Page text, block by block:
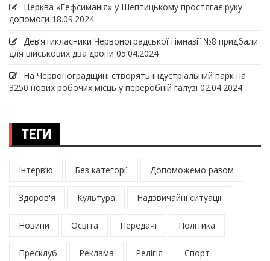
Церква «Гефсиманія» у Шептицькому простягає руку
допомоги 18.09.2024
Дев‘ятикласники Червоноградської гімназії №8 придбали
для військових два дрони 05.04.2024
На Червоноградщині створять індустріальний парк на
3250 нових робочих місць у переробній галузі 02.04.2024
ТЕГИ
Інтерв’ю Без категорії Допоможемо разом
Здоров'я Культура Надзвичайні ситуації
Новини Освіта Передачі Політика
Пресклуб Реклама Релігія Спорт